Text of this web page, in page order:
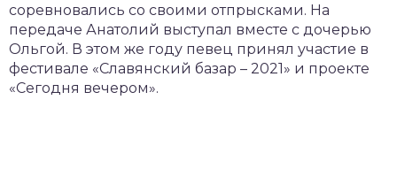
соревновались со своими отпрысками. На
передаче Анатолий выступал вместе с дочерью
Ольгой. В этом же году певец принял участие в
фестивале «Славянский базар – 2021» и проекте
«Сегодня вечером».